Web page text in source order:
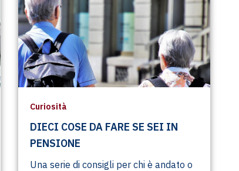
Curiosità
DIECI COSE DA FARE SE SEI IN
PENSIONE
Una serie di consigli per chi è andato o